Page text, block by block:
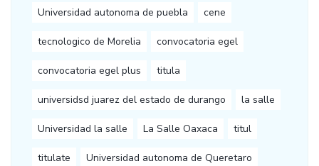
Universidad autonoma de puebla cene
tecnologico de Morelia convocatoria egel
convocatoria egel plus titula
universidsd juarez del estado de durango la salle
Universidad la salle La Salle Oaxaca titul
titulate Universidad autonoma de Queretaro